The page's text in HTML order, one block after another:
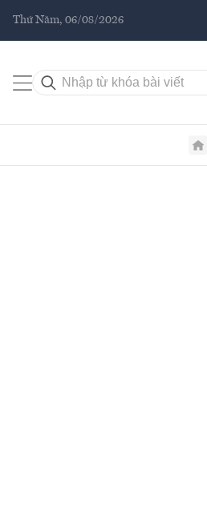
Thứ Năm, 06/08/2026